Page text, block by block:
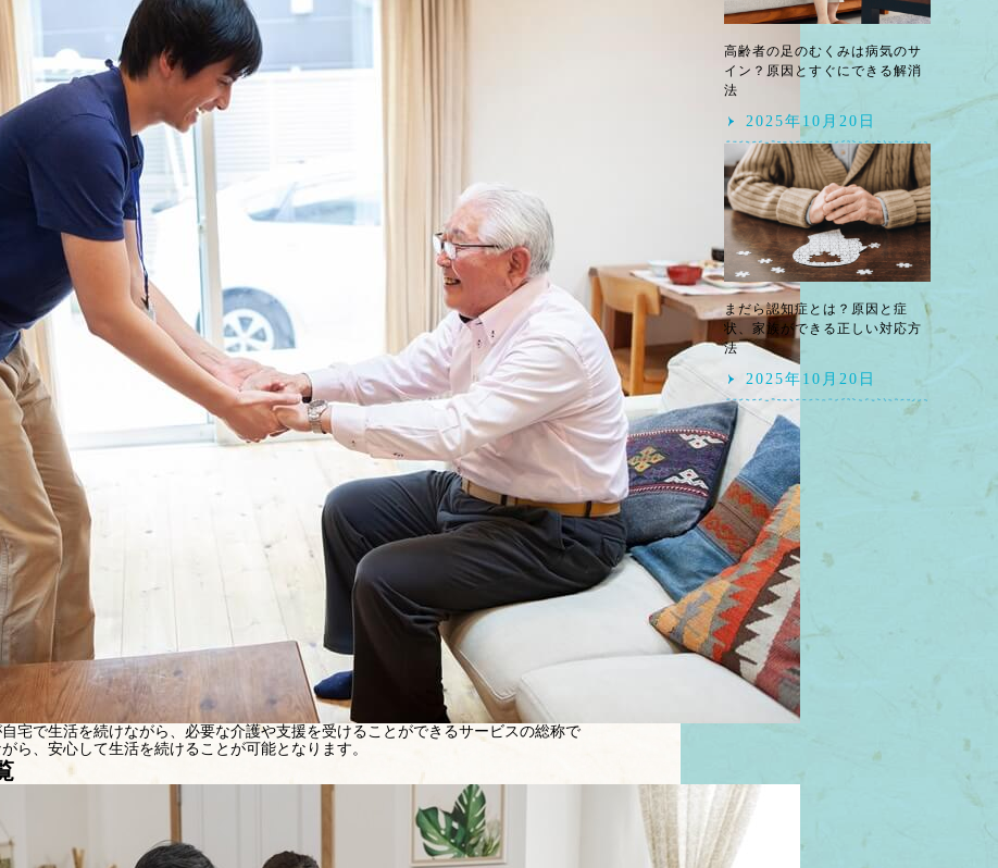
宅で生活を続けながら、必要な介護や支援を受けることができるサービスの総称で
ら、安心して生活を続けることが可能となります。
高齢者の足のむくみは病気のサ
イン？原因とすぐにできる解消
法
2025年10月20日
まだら認知症とは？原因と症
状、家族ができる正しい対応方
法
2025年10月20日